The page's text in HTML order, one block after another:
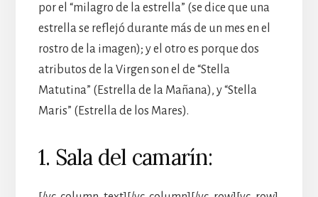
por el “milagro de la estrella” (se dice que una
estrella se reflejó durante más de un mes en el
rostro de la imagen); y el otro es porque dos
atributos de la Virgen son el de “Stella
Matutina” (Estrella de la Mañana), y “Stella
Maris” (Estrella de los Mares).
1. Sala del camarín: